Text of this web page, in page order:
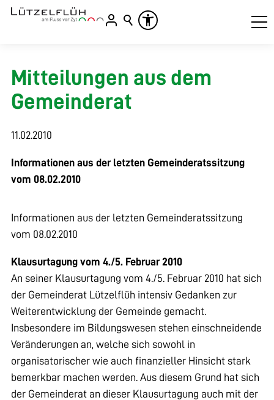
Mitteilungen aus dem
Gemeinderat
11.02.2010
Informationen aus der letzten Gemeinderatssitzung
vom 08.02.2010
Informationen aus der letzten Gemeinderatssitzung
vom 08.02.2010
Klausurtagung vom 4./5. Februar 2010
An seiner Klausurtagung vom 4./5. Februar 2010 hat sich
der Gemeinderat Lützelflüh intensiv Gedanken zur
Weiterentwicklung der Gemeinde gemacht.
Insbesondere im Bildungswesen stehen einschneidende
Veränderungen an, welche sich sowohl in
organisatorischer wie auch finanzieller Hinsicht stark
bemerkbar machen werden. Aus diesem Grund hat sich
der Gemeinderat an dieser Klausurtagung auch mit der